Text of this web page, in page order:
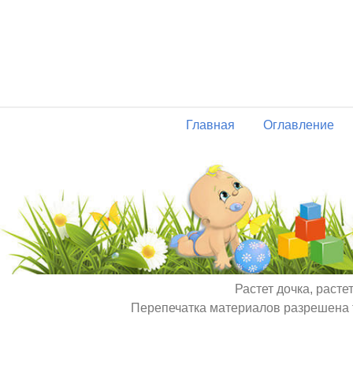
Главная Оглавление
Растет дочка,
Перепечатка материалов разрешена